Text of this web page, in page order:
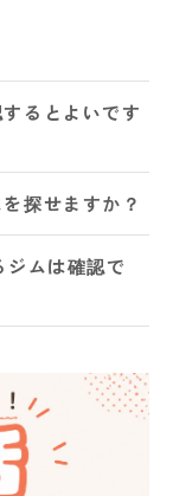
るとよいです
探せますか？
ムは確認で